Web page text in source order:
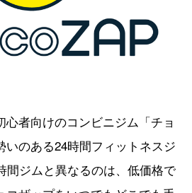
者向けのコンビニジム「チョ
いのある24時間フィットネスジ
間ジムと異なるのは、低価格で